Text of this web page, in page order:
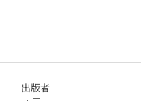
出版者